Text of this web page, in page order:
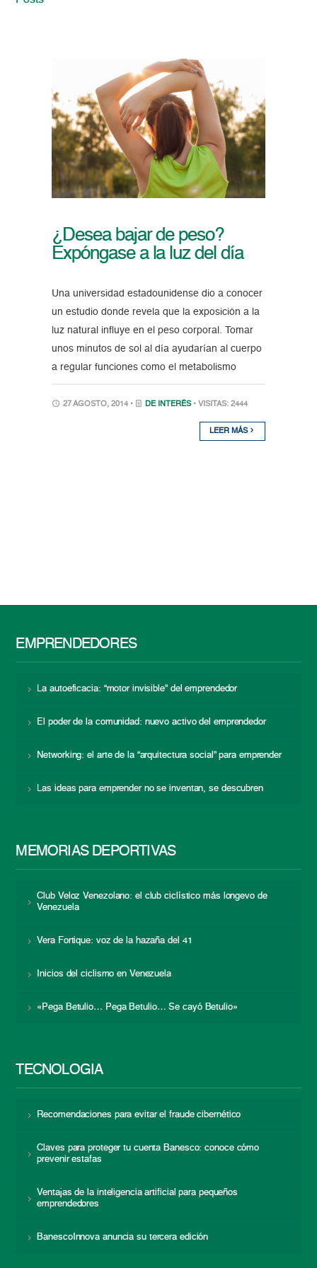
¿Desea bajar de peso?
Expóngase a la luz del día
Una universidad estadounidense dio a conocer
un estudio donde revela que la exposición a la
luz natural influye en el peso corporal. Tomar
unos minutos de sol al día ayudarían al cuerpo
a regular funciones como el metabolismo
27 AGOSTO, 2014 • DE INTERÉS • VISITAS: 2444
LEER MÁS
EMPRENDEDORES
La autoeficacia: “motor invisible” del emprendedor
El poder de la comunidad: nuevo activo del emprendedor
Networking: el arte de la “arquitectura social” para emprender
Las ideas para emprender no se inventan, se descubren
MEMORIAS DEPORTIVAS
Club Veloz Venezolano: el club ciclístico más longevo de
Venezuela
Vera Fortique: voz de la hazaña del 41
Inicios del ciclismo en Venezuela
«Pega Betulio… Pega Betulio… Se cayó Betulio»
TECNOLOGÍA
Recomendaciones para evitar el fraude cibernético
Claves para proteger tu cuenta Banesco: conoce cómo
prevenir estafas
Ventajas de la inteligencia artificial para pequeños
emprendedores
BanescoInnova anuncia su tercera edición